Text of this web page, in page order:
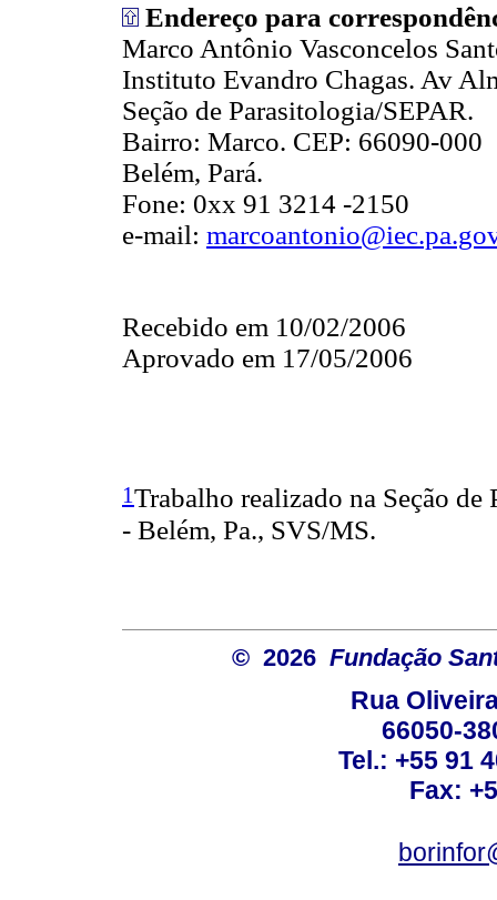
Endereço para
Marco Antônio Vasconcelos
Instituto Evandro Chagas. Av
Seção de Parasitologia/SEPAR.
Bairro: Marco. CEP: 66090-000
Belém, Pará.
Fone: 0xx 91 3214 -2150
e-mail:
Recebido em 10/02/2006
Aprovado em 17/05/2006
1Trabalho realizado na Seção
- Belém, Pa., SVS/MS.
© 2026 Fundação
Rua
66050-
Tel.: +55 91
Fax: